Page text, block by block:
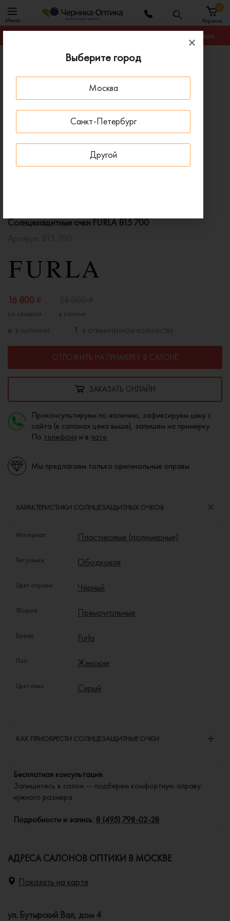
Выберите город
Москва
Санкт-Петербург
Другой
Меню Корзина
0
Гарантируем лучшую цену на любую оправу в Москве
Солнцезащитные очки
Солнцезащитные очки FURLA 815 700
Солнцезащитные очки FURLA 815 700
16 800 ₽
со скидкой в салоне
В НАЛИЧИИ В ОГРАНИЧЕННОМ КОЛИЧЕСТВЕ
ОТЛОЖИТЬ НА ПРИМЕРКУ В САЛОНЕ
ЗАКАЗАТЬ ОНЛАЙН
Проконсультируем по наличию, зафиксируем цену с
сайта (в салонах цена выше), запишем на примерку.
По телефону и в чате
Мы предлагаем только оригинальные оправы
ХАРАКТЕРИСТИКИ СОЛНЦЕЗАЩИТНЫХ ОЧКОВ
Материал: Пластиковые (полимерные)
Тип рамки: Ободковая
Цвет оправы: Чёрный
Форма: Прямоугольные
Бренд: Furla
Пол: Женские
Цвет линз: Серый
КАК ПРИОБРЕСТИ СОЛНЦЕЗАЩИТНЫЕ ОЧКИ
Бесплатная консультация.
Запишитесь в салон — подберем комфортную оправу
нужного размера.
Подробности и запись: 8 (495) 798-02-28
АДРЕСА САЛОНОВ ОПТИКИ В МОСКВЕ
Показать на карте
ул. Бутырский Вал, дом 4
- 30 % ДО 15 АВГУСТА